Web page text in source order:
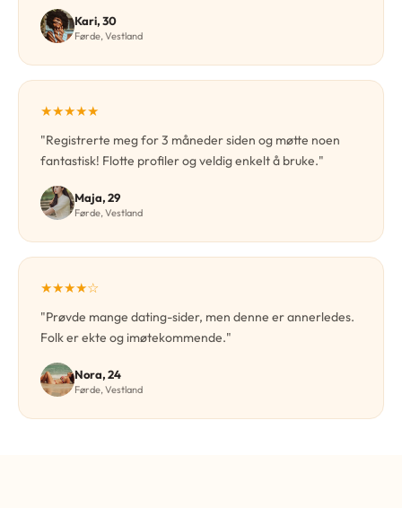
Kari, 30
Førde, Vestland
★★★★★
"Registrerte meg for 3 måneder siden og møtte noen
fantastisk! Flotte profiler og veldig enkelt å bruke."
Maja, 29
Førde, Vestland
★★★★☆
"Prøvde mange dating-sider, men denne er annerledes.
Folk er ekte og imøtekommende."
Nora, 24
Førde, Vestland